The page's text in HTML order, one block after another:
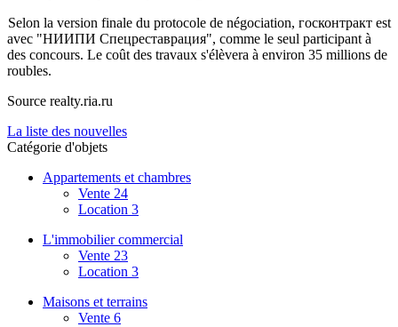
Selon la version finale du protocole de négociation, госконтракт est
avec "НИИПИ Спецреставрация", comme le seul participant à
des concours. Le coût des travaux s'élèvera à environ 35 millions de
roubles.
Source realty.ria.ru
La liste des nouvelles
Catégorie d'objets
Appartements et chambres
Vente 24
Location 3
L'immobilier commercial
Vente 23
Location 3
Maisons et terrains
Vente 6